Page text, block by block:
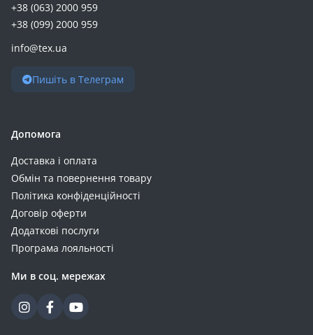
+38 (063) 2000 959
+38 (099) 2000 959
info@tex.ua
Пишіть в Телеграм
Допомога
Доставка і оплата
Обмін та повернення товару
Політика конфіденційності
Договір оферти
Додаткові послуги
Програма лояльності
Ми в соц. мережах